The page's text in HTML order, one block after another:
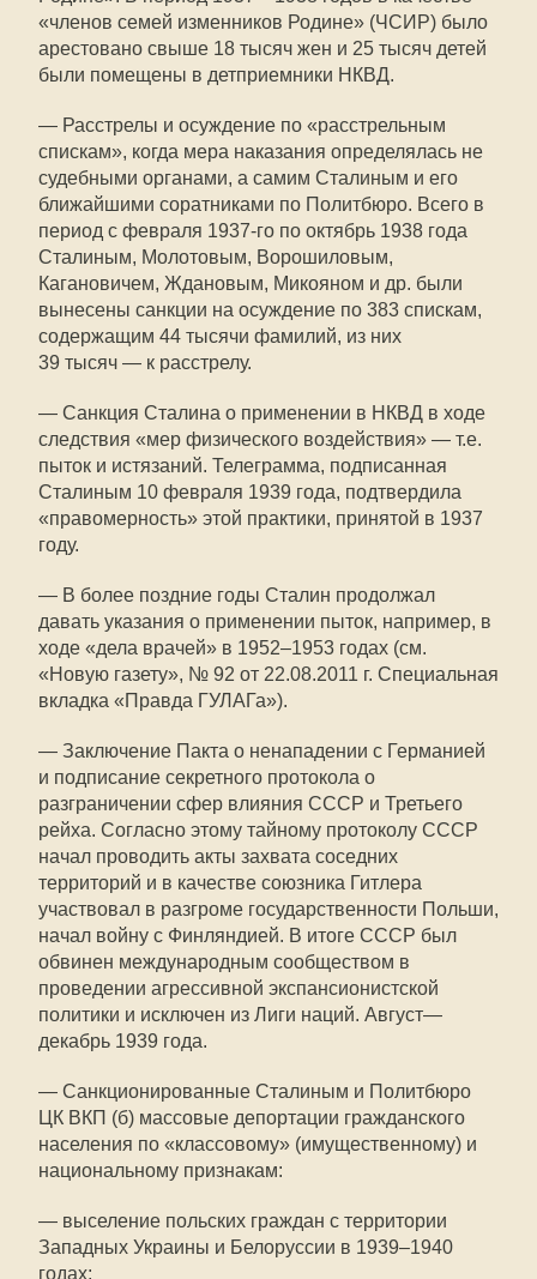
«членов семей изменников Родине» (ЧСИР) было
арестовано свыше 18 тысяч жен и 25 тысяч детей
были помещены в детприемники НКВД.
— Расстрелы и осуждение по «расстрельным
спискам», когда мера наказания определялась не
судебными органами, а самим Сталиным и его
ближайшими соратниками по Политбюро. Всего в
период с февраля 1937-го по октябрь 1938 года
Сталиным, Молотовым, Ворошиловым,
Кагановичем, Ждановым, Микояном и др. были
вынесены санкции на осуждение по 383 спискам,
содержащим 44 тысячи фамилий, из них
39 тысяч — к расстрелу.
— Санкция Сталина о применении в НКВД в ходе
следствия «мер физического воздействия» — т.е.
пыток и истязаний. Телеграмма, подписанная
Сталиным 10 февраля 1939 года, подтвердила
«правомерность» этой практики, принятой в 1937
году.
— В более поздние годы Сталин продолжал
давать указания о применении пыток, например, в
ходе «дела врачей» в 1952–1953 годах (см.
«Новую газету», № 92 от 22.08.2011 г. Специальная
вкладка «Правда ГУЛАГа»).
— Заключение Пакта о ненападении с Германией
и подписание секретного протокола о
разграничении сфер влияния СССР и Третьего
рейха. Согласно этому тайному протоколу СССР
начал проводить акты захвата соседних
территорий и в качестве союзника Гитлера
участвовал в разгроме государственности Польши,
начал войну с Финляндией. В итоге СССР был
обвинен международным сообществом в
проведении агрессивной экспансионистской
политики и исключен из Лиги наций. Август—
декабрь 1939 года.
— Санкционированные Сталиным и Политбюро
ЦК ВКП (б) массовые депортации гражданского
населения по «классовому» (имущественному) и
национальному признакам:
— выселение польских граждан с территории
Западных Украины и Белоруссии в 1939–1940
годах;